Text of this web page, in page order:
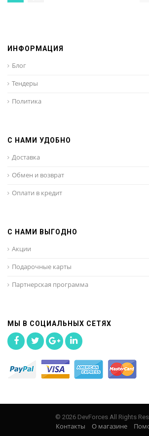
ИНФОРМАЦИЯ
Блог
Тендеры
Политика
С НАМИ УДОБНО
Доставка
Обмен и возврат
Оплати в кредит
С НАМИ ВЫГОДНО
Акции
Подарочные карты
Партнерская программа
МЫ В СОЦИАЛЬНЫХ СЕТЯХ
© 2026 DevForces All Rights
Контакты О магазине